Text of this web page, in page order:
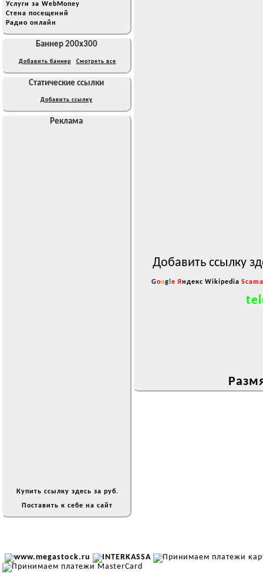
Услуги за WebMoney
Стена посещений
Радио онлайн
Баннер 200x300
Добавить баннер Смотреть все
Статические ссылки
Добавить ссылку
Реклама
Купить ссылку здесь за руб.
Поставить к себе на сайт
Добавить ссылку
Goog e Я ндекс Wikipedia